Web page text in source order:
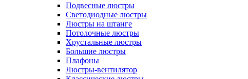
Подвесные люстры
Светодиодные люстры
Люстры на штанге
Потолочные люстры
Хрустальные люстры
Большие люстры
Плафоны
Люстры-вентилятор